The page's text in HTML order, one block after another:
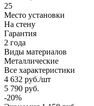
25
Место установки
На стену
Гарантия
2 года
Виды материалов
Металлические
Все характеристики
4 632 руб./шт
5 790 руб.
-20%